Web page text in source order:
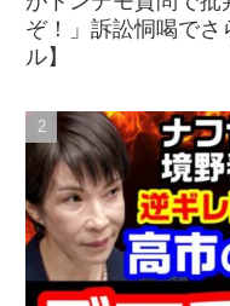
ぞ！」訴訟恫喝でさ
ル】